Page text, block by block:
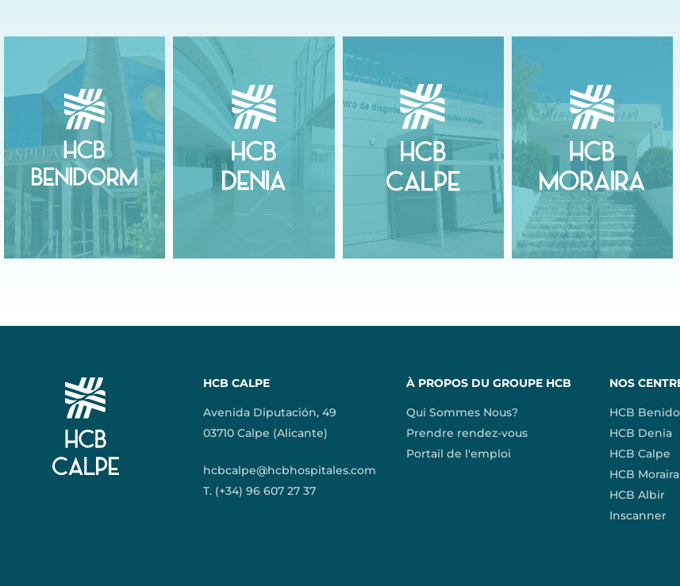
HCB CALPE
Avenida Diputación, 49
03710 Calpe (Alicante)
hcbcalpe@hcbhospitales.com
T. (+34) 96 607 27 37
À PROPOS DU GROUPE HCB
Qui Sommes Nous?
Prendre rendez-vous
Portail de l'emploi
NOS
HCB
HCB Denia
HCB Calpe
HCB Moraira
HCB Albir
Inscanner